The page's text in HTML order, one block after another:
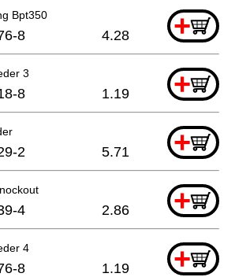
Bpt350 +
8 4.28
3 +
8 1.19
+
2 5.71
+
4 2.86
4 +
8 1.19